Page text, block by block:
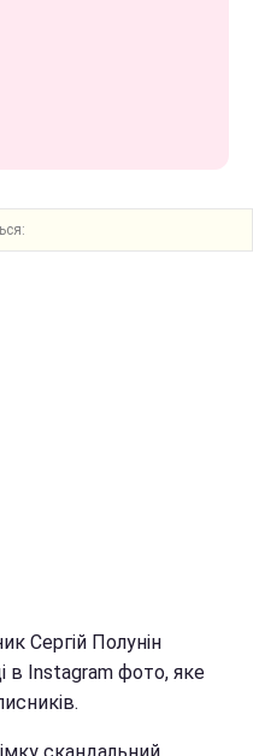
Сергій Полунін
в Instagram фото, яке